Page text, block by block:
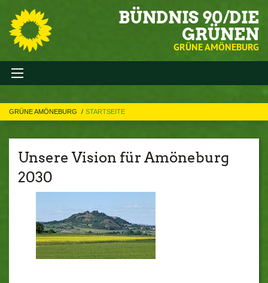
BÜNDNIS 90/DIE
GRÜNEN
GRÜNE AMÖNEBURG
GRÜNE AMÖNEBURG STARTSEITE
Unsere Vision für Amöneburg
2030